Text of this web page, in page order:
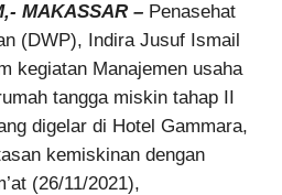
MAKASSAR – Penasehat
(DWP), Indira Jusuf Ismail
kegiatan Manajemen usaha
tangga miskin tahap II
digelar di Hotel Gammara,
kemiskinan dengan
(26/11/2021),